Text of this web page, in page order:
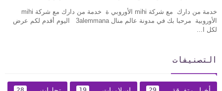
خدمة من دارك مع شركة mihi الأوروبي ة خدمة من دارك مع شركة mihi
الأوروبية مرحبا بك في مدونة عالم منال 3alemmana اليوم أقدم لكم عرض
لكل ا...
التصنيفات